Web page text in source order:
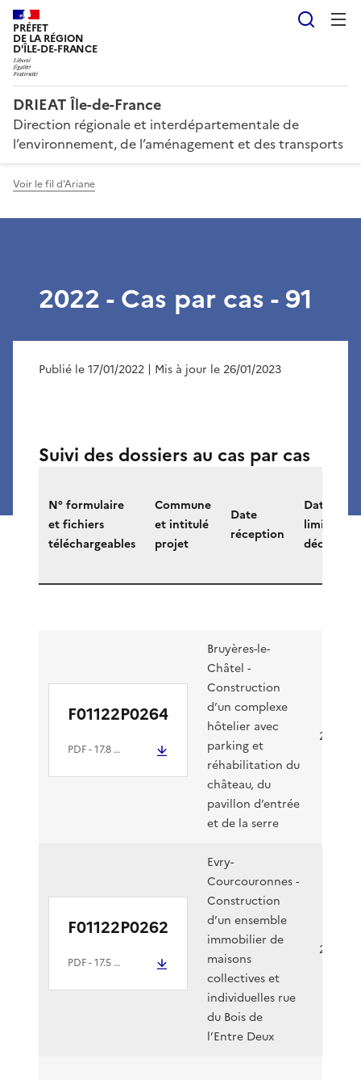
PRÉFET
DE LA RÉGION
D'ÎLE-DE-FRANCE
DRIEAT Île-de-France
Direction régionale et interdépartementale de
l’environnement, de l’aménagement et des transports
Voir le fil d'Ariane
2022 - Cas par cas - 91
Publié le 17/01/2022 | Mis à jour le 26/01/2023
Suivi des dossiers au cas par cas
tous
les
documents
sur
au
N° formulaire
et fichiers
téléchargeables
Commune
et intitulé
projet
Date
réception
Date
limite
décision
F01122P0264
PDF- 17.8 Mio
Bruyères-le-
Châtel -
Construction
d’un complexe
hôtelier avec
parking et
réhabilitation du
château, du
pavillon d’entrée
et de la serre
21/12/
F01122P0262
PDF- 17.5 Mio
Evry-
Courcouronnes -
Construction
d’un ensemble
immobilier de
maisons
collectives et
individuelles rue
du Bois de
l’Entre Deux
21/12/